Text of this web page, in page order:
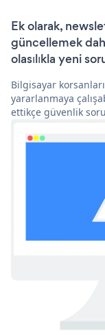
Ek olarak,
güncellemek
olasılıkla yeni
Bilgisayar
yararlanmaya
ettikçe güvenlik